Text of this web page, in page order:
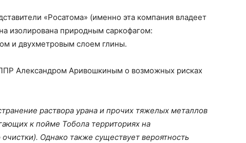
«Росатома» (именно эта компания владеет
изолирована природным саркофагом:
и двухметровым слоем глины.
Александром Аривошкиным о возможных рисках
раствора урана и прочих тяжелых металлов
к пойме Тобола территориях на
Однако также существует вероятность